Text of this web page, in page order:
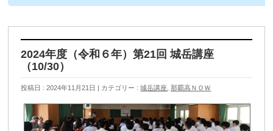
2024年度（令和６年）第21回 城岳講座
（10/30）
投稿日 : 2024年11月21日 カテゴリー :城岳講座 ,那覇高ＮＯＷ